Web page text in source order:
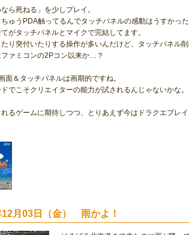
ら死ねる」を少しプレイ。
ゅうPDA触ってるんでタッチパネルの感動はうすかっ
がタッチパネルとマイクで完結してます。
り突付いたりする操作が多いんだけど、タッチパネル削
ァミコンの2Pコン以来か…？
面＆タッチパネルは画期的ですね。
でこそクリエイターの能力が試されるんじゃないかな。
るゲームに期待しつつ、とりあえず今はドラクエプレイ
12月03日（金） 雨かよ！